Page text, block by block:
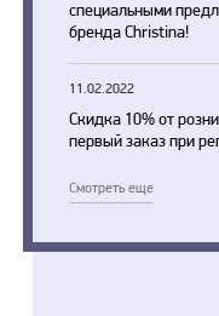
специальными
бренда Christina!
11.02.2022
Скидка 10% от
первый заказ при
Смотреть еще